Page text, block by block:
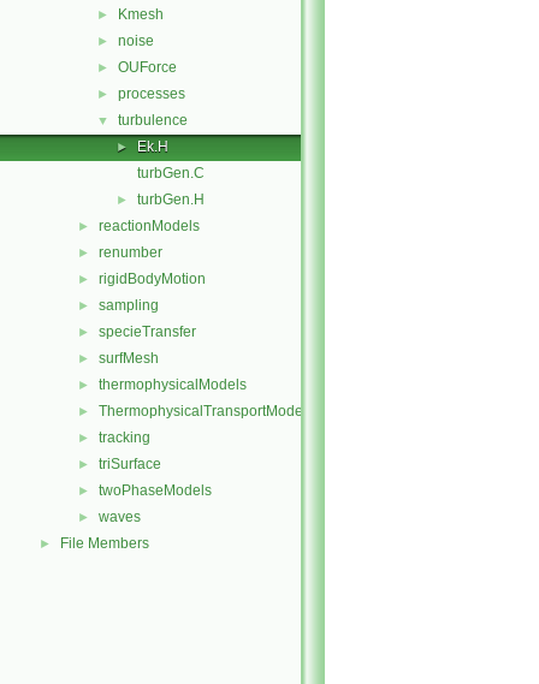
► Kmesh
► noise
► OUForce
► processes
▼ turbulence
►
Ek.H
turbGen.C
► turbGen.H
► reactionModels
► renumber
► rigidBodyMotion
► sampling
► specieTransfer
► surfMesh
► thermophysicalModels
► ThermophysicalTransportModels
► tracking
► triSurface
► twoPhaseModels
► waves
► File Members